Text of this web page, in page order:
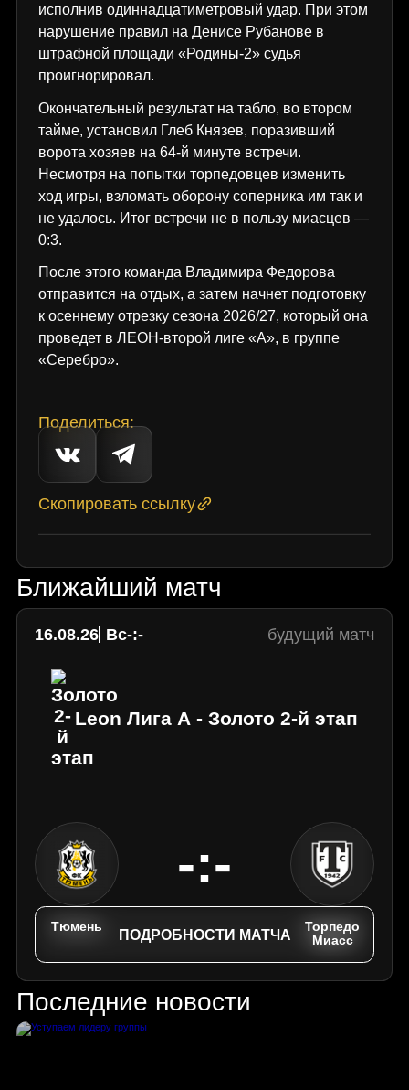
исполнив одиннадцатиметровый удар. При этом
нарушение правил на Денисе Рубанове в
штрафной площади «Родины-2» судья
проигнорировал.
Окончательный результат на табло, во втором
тайме, установил Глеб Князев, поразивший
ворота хозяев на 64-й минуте встречи.
Несмотря на попытки торпедовцев изменить
ход игры, взломать оборону соперника им так и
не удалось. Итог встречи не в пользу миасцев —
0:3.
После этого команда Владимира Федорова
отправится на отдых, а затем начнет подготовку
к осеннему отрезку сезона 2026/27, который она
проведет в ЛЕОН-второй лиге «А», в группе
«Серебро».
Поделиться:
Скопировать ссылку
Ближайший матч
16.08.26 Вс-:- будущий матч
Leon Лига А - Золото 2-й этап
Тюмень
-:-
Торпедо
Миасс
ПОДРОБНОСТИ МАТЧА
Последние новости